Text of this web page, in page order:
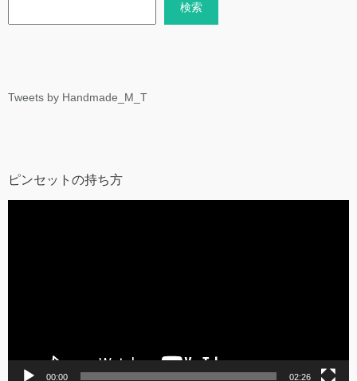
検索
Tweets by Handmade_M_T
ピンセットの持ち方
00:00 02:26